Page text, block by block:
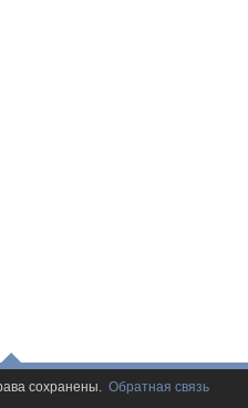
сохранены. Обратная связь